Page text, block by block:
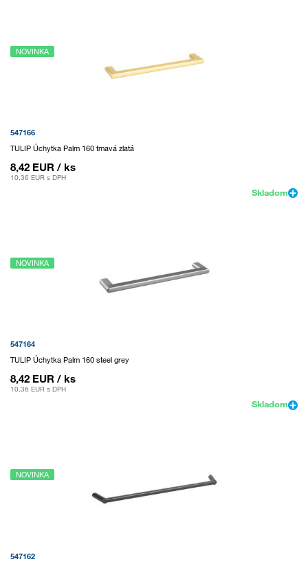
NOVINKA
547166
TULIP Úchytka Palm 160 tmavá zlatá
8,42 EUR / ks
10,36 EUR s DPH
Skladom
NOVINKA
547164
TULIP Úchytka Palm 160 steel grey
8,42 EUR / ks
10,36 EUR s DPH
Skladom
NOVINKA
547162